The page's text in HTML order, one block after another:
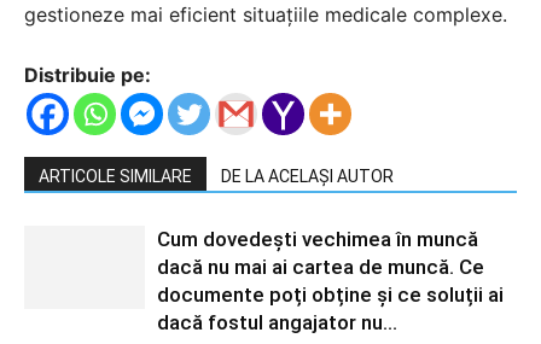
gestioneze mai eficient situațiile medicale complexe.
Distribuie pe:
ARTICOLE SIMILARE DE LA ACELAȘI AUTOR
Cum dovedești vechimea în muncă
dacă nu mai ai cartea de muncă. Ce
documente poți obține și ce soluții ai
dacă fostul angajator nu...